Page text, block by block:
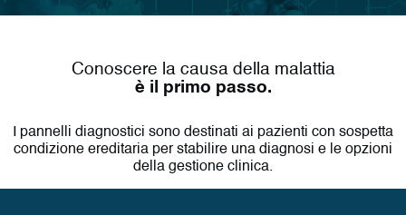
Conoscere la causa della malattia
è il primo passo.
I pannelli diagnostici sono destinati ai pazienti con sospetta
condizione ereditaria per stabilire una diagnosi e le opzioni
della gestione clinica.